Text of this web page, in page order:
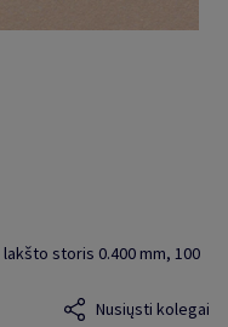
storis 0.400 mm, 100
Nusiųsti kolegai